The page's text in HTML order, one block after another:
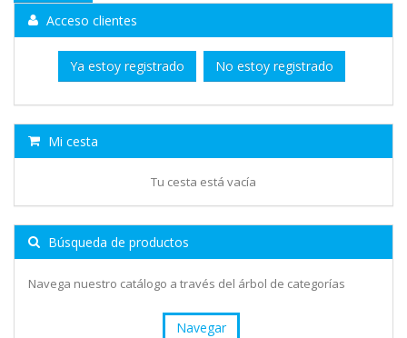
Acceso clientes
Ya estoy registrado No estoy registrado
Mi cesta
Tu cesta está vacía
Búsqueda de productos
Navega nuestro catálogo a través del árbol de categorías
Navegar